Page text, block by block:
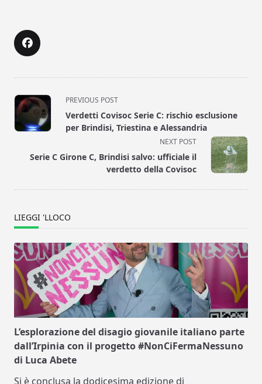
<span
class="nav-
subtitle
reader-
PREVIOUS POST
Verdetti Covisoc Serie C: rischio esclusione
per Brindisi, Triestina e Alessandria
NEXT POST
Serie C Girone C, Brindisi salvo: ufficiale il
verdetto della Covisoc
LIEGGI 'LLOCO
L’esplorazione del disagio giovanile italiano parte
dall’Irpinia con il progetto #NonCiFermaNessuno
di Luca Abete
Si è conclusa la dodicesima edizione di